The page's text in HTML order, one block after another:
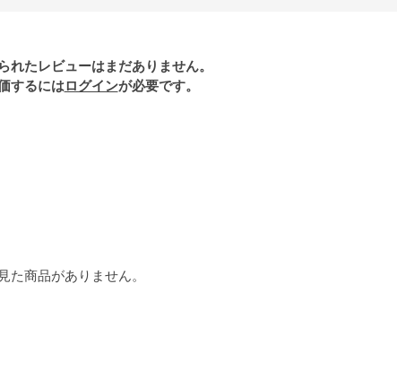
れたレビューはまだありません。
するにはログインが必要です。
た商品がありません。